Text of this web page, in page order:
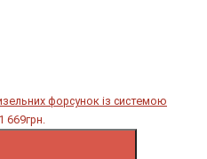
форсунок із системою
1 669грн.